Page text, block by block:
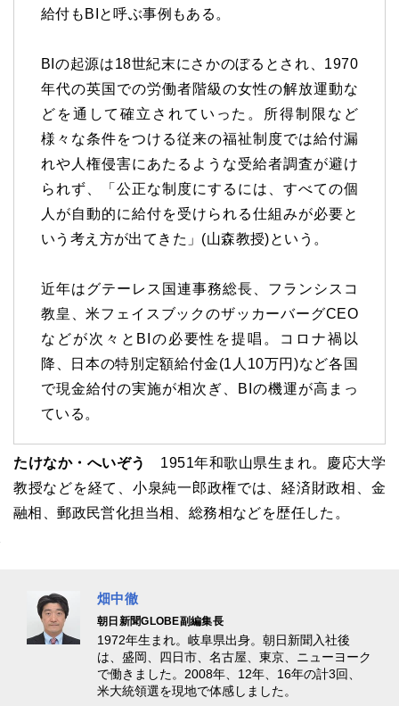
給付もBIと呼ぶ事例もある。
BIの起源は18世紀末にさかのぼるとされ、1970
年代の英国での労働者階級の女性の解放運動な
どを通して確立されていった。所得制限など
様々な条件をつける従来の福祉制度では給付漏
れや人権侵害にあたるような受給者調査が避け
られず、「公正な制度にするには、すべての個
人が自動的に給付を受けられる仕組みが必要と
いう考え方が出てきた」(山森教授)という。
近年はグテーレス国連事務総長、フランシスコ
教皇、米フェイスブックのザッカーバーグCEO
などが次々とBIの必要性を提唱。コロナ禍以
降、日本の特別定額給付金(1人10万円)など各国
で現金給付の実施が相次ぎ、BIの機運が高まっ
ている。
たけなか・へいぞう
1951年和歌山県生まれ。慶応大学
教授などを経て、小泉純一郎政権では、経済財政相、金
融相、郵政民営化担当相、総務相などを歴任した。
畑中徹
朝日新聞GLOBE副編集長
1972年生まれ。岐阜県出身。朝日新聞入社後
は、盛岡、四日市、名古屋、東京、ニューヨーク
で働きました。2008年、12年、16年の計3回、
米大統領選を現地で体感しました。